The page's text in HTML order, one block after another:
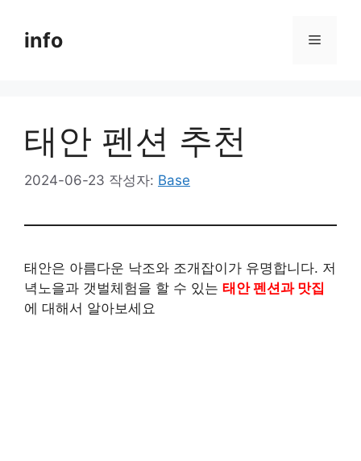
info 메
태안 펜션 추천
2024-06-23 작성자: Base
태안은 아름다운 낙조와 조개잡이가 유명합니다. 저
녁노을과 갯벌체험을 할 수 있는 태안 펜션과 맛집
에 대해서 알아보세요